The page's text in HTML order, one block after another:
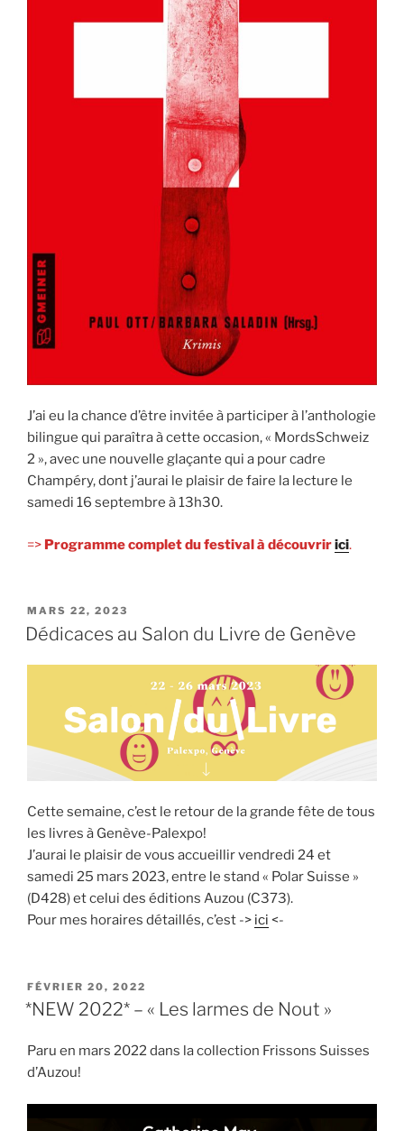
J’ai eu la chance d’être invitée à participer à l’anthologie
bilingue qui paraîtra à cette occasion, « MordsSchweiz
2 », avec une nouvelle glaçante qui a pour cadre
Champéry, dont j’aurai le plaisir de faire la lecture le
samedi 16 septembre à 13h30.
=> Programme complet du festival à découvririci.
PUBLIÉ
LE
MARS 22, 2023
Dédicaces au Salon du Livre de Genève
Cette semaine, c’est le retour de la grande fête de tous
les livres à Genève-Palexpo!
J’aurai le plaisir de vous accueillir vendredi 24 et
samedi 25 mars 2023, entre le stand « Polar Suisse »
(D428) et celui des éditions Auzou (C373).
Pour mes horaires détaillés, c’est -> ici <-
PUBLIÉ
LE
FÉVRIER 20, 2022
*NEW 2022* – « Les larmes de Nout »
Paru en mars 2022 dans la collection Frissons Suisses
d’Auzou!